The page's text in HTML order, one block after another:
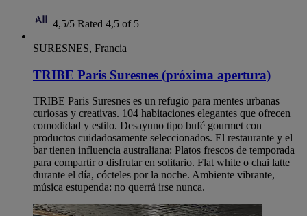
4,5/5 Rated 4,5 of 5
SURESNES, Francia
TRIBE Paris Suresnes (próxima apertura)
TRIBE Paris Suresnes es un refugio para mentes urbanas
curiosas y creativas. 104 habitaciones elegantes que ofrecen
comodidad y estilo. Desayuno tipo bufé gourmet con
productos cuidadosamente seleccionados. El restaurante y el
bar tienen influencia australiana: Platos frescos de temporada
para compartir o disfrutar en solitario. Flat white o chai latte
durante el día, cócteles por la noche. Ambiente vibrante,
música estupenda: no querrá irse nunca.